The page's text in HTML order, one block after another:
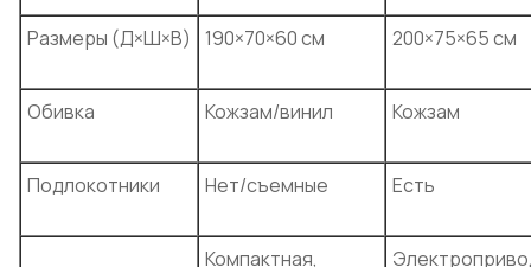
Размеры (Д×Ш×В) 190×70×60 см 200×75×65 см
Обивка Кожзам/винил Кожзам
Подлокотники Нет/съемные Есть
Компактная,